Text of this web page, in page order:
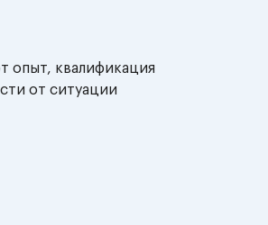
опыт, квалификация
от ситуации